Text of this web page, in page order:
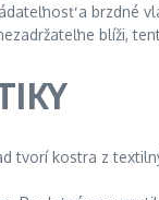
a brzdné
blíži,
tvorí kostra z